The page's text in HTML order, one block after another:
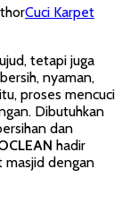
Cuci Karpet
tetapi juga
nyaman,
proses mencuci
Dibutuhkan
dan
hadir
masjid dengan